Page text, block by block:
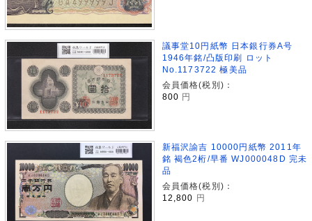
議事堂10円紙幣 日本銀行券A号
1946年銘/凸版印刷 ロット
No.1173722 極美品
会員価格(税別)：
800 円
新福沢諭吉 10000円紙幣 2011年
銘 褐色2桁/早番 WJ000048D 完未
品
会員価格(税別)：
12,800
円